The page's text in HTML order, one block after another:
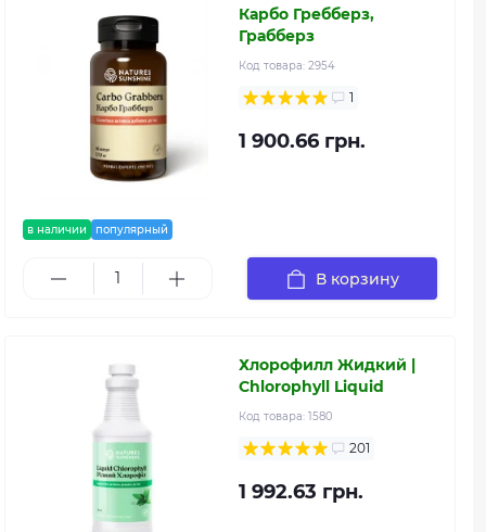
в наличии популярный
Карбо Гребберз,
Грабберз
Код товара: 2954
1
1 900.66 грн.
В корзину
Хлорофилл Жидкий |
Chlorophyll Liquid
Код товара: 1580
201
1 992.63 грн.